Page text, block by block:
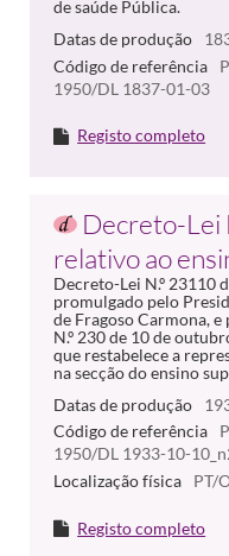
de saúde Pública.
Datas de produção
Código de referência
1950/DL 1837-01-03
Registo completo
Decreto-Lei
relativo ao
Decreto-Lei N.º 23110
promulgado pelo
de Fragoso Carmona,
N.º 230 de 10 de
que restabelece a
na secção do ensino
Datas de produção
Código de referência
1950/DL 1933-10-
Localização física
PT/
Registo completo